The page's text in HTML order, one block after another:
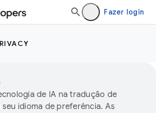
Fazer login
de IA na tradução de
idioma de preferência. As